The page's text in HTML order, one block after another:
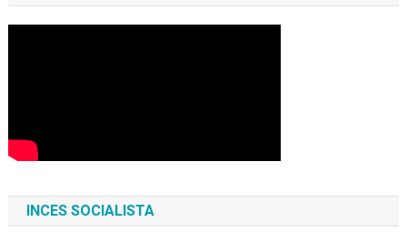
INCES SOCIALISTA